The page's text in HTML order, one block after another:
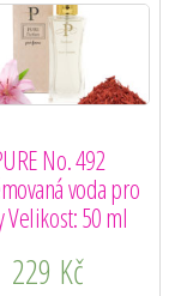
No. 492
voda pro
Velikost: 50 ml
229 Kč